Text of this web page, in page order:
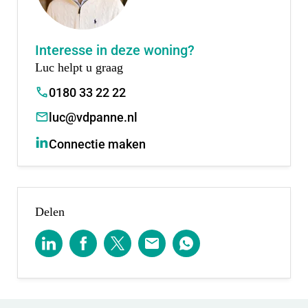
Meld je dan aan voor Woud via de projectwebsite.
Scheele Makelaars en Van der Panne Makelaardij
beantwoorden en samen verder te kijken naar de
mogelijkheden.
Voor de oneven bouwnummers neem je contact op
met:
Scheele makelaars.
2914 KM Nieuwerkerk a/d IJssel
Interesse in deze woning?
Luc helpt u graag
0180 33 22 22
luc@vdpanne.nl
Connectie maken
Delen